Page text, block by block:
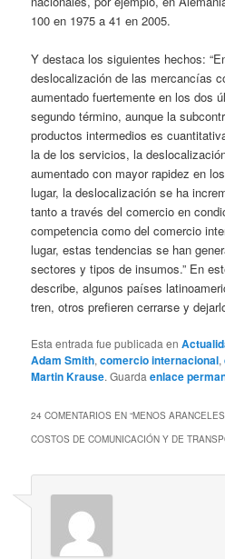
100 en 1975 a 41 en 2005.
Y destaca los siguientes hechos:
deslocalización de las mercancías
aumentado fuertemente en los dos
segundo término, aunque la
productos intermedios es
la de los servicios, la
aumentado con mayor rapidez en
lugar, la deslocalización se ha
tanto a través del comercio en
competencia como del comercio
lugar, estas tendencias se han
sectores y tipos de insumos.” En
describe, algunos países
tren, otros prefieren cerrarse y
Esta entrada fue publicada en
Adam Smith,comercio internacional,
Martin Krause. Guardaenlace
24 COMENTARIOS EN “MENOS
COSTOS DE COMUNICACIÓN Y DE